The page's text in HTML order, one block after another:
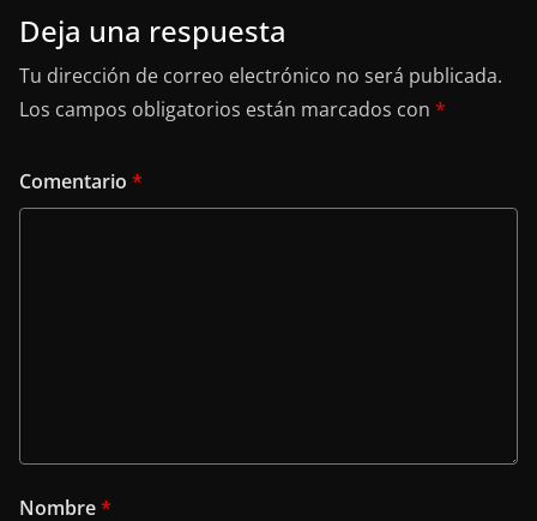
Deja una respuesta
Tu dirección de correo electrónico no será publicada.
Los campos obligatorios están marcados con *
Comentario *
Nombre*